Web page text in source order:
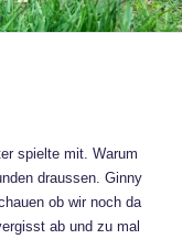
spielte mit. Warum
draussen. Ginny
ob wir noch da
ab und zu mal